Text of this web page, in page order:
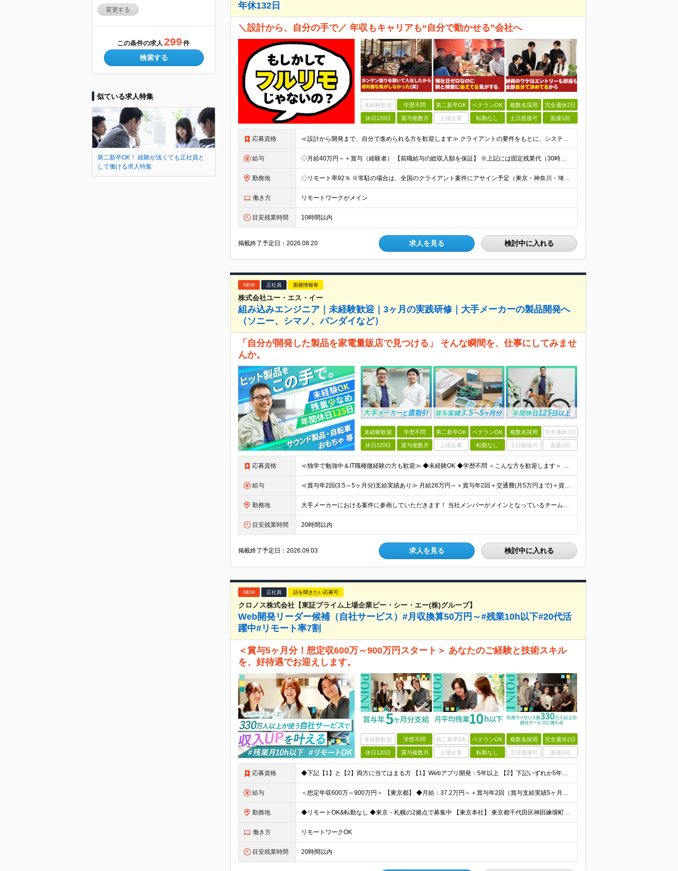
変更する
この条件の求人 299 件
検索する
似ている求人特集
第二新卒OK！ 経験が浅くても正社員と
して働ける求人特集
年休132日
＼設計から、自分の手で／ 年収もキャリアも“自分で動かせる”会社へ
未経験歓迎 学歴不問 第二新卒OK ベテランOK 複数名採用 完全週休2日
休日120日 賞与複数月 上場企業 転勤なし 土日面接可 面接1回
応募資格 ≪設計から開発まで、自分で進められる方を歓迎します≫ クライアントの要件をもとに、システムの構成や処理の流れを設計し、 そのまま開発まで形にできる方を想定しています。 ◆学歴不問／言語不問／前職の雇
給与 ◇月給40万円～＋賞与（経験者） 【前職給与の総収入額を保証】 ※上記には固定残業代（30時間分／6万7000円～）が含まれています。超過分は時間外手当を別途支給。 ※試用期間3ヶ月（期間中は契約社員
勤務地 ◇リモート率92％ ※常駐の場合は、全国のクライアント案件にアサイン予定（東京・神奈川・埼玉・千葉・愛知・大阪・福岡メイン） 【拠点】 ◆本社／東京都渋谷区道玄坂1丁目10番8号 渋谷道玄坂東急ビル
働き方 リモートワークがメイン
目安残業時間 10時間以内
掲載終了予定日：2026.08.20 求人を見る 検討中に入れる
NEW 正社員 面接情報有
株式会社ユー・エス・イー
組み込みエンジニア｜未経験歓迎｜3ヶ月の実践研修｜大手メーカーの製品開発へ
（ソニー、シマノ、バンダイなど）
「自分が開発した製品を家電量販店で見つける」 そんな瞬間を、仕事にしてみませ
んか。
未経験歓迎 学歴不問 第二新卒OK ベテランOK 複数名採用 完全週休2日
休日120日 賞与複数月 上場企業 転勤なし 土日面接可 面接1回
応募資格 ≪独学で勉強中＆IT職種微経験の方も歓迎≫ ◆未経験OK ◆学歴不問 ＜こんな方を歓迎します＞ ・モノづくりが好き ・分解したり仕組みを考えたりするのが好き ・「なんで動くんだろう？」と考えてしまう
給与 ≪賞与年2回(3.5～5ヶ月分)支給実績あり≫ 月給26万円～＋賞与年2回＋交通費(月5万円まで)＋資格取得支援・手当あり＋時間外手当(100％支給) ※経験・知識・技術などを最大限考慮したうえで決
勤務地 大手メーカーにおける案件に参画していただきます！ 当社メンバーがメインとなっているチームに配属されるので、ご安心ください。 もちろん、希望もしっかりと考慮します。 ■東京本社、大阪事務所、および東京
目安残業時間 20時間以内
掲載終了予定日：2026.09.03 求人を見る 検討中に入れる
NEW 正社員 話を聞きたい応募可
クロノス株式会社【東証プライム上場企業ピー・シー・エー(株)グループ】
Web開発リーダー候補（自社サービス）#月収換算50万円～#残業10h以下#20代活
躍中#リモート率7割
＜賞与5ヶ月分！想定収600万～900万円スタート＞ あなたのご経験と技術スキル
を、好待遇でお迎えします。
未経験歓迎 学歴不問 第二新卒OK ベテランOK 複数名採用 完全週休2日
休日120日 賞与複数月 上場企業 転勤なし 土日面接可 面接1回
応募資格 ◆下記【1】と【2】両方に当てはまる方 【1】Webアプリ開発：5年以上 【2】下記いずれか5年以上のご経験 C#、SQL、JavaScript、HTML+CSS、React、PHP、Larave
給与 ＜想定年収600万～900万円＞ 【東京都】 ◆月給：37.2万円～＋賞与年2回（賞与支給実績5ヶ月分）＋残業代全額支給 ※技能手当(スキル・経験により支給)／地域手当(東京：3万円)を含む ※3ヶ
勤務地 ◆リモートOK&転勤なし ◆東京・札幌の2拠点で募集中 【東京本社】 東京都千代田区神田練塀町300 住友不動産秋葉原駅前ビル17F 【札幌開発センター】 北海道札幌市北区北7条西4-5-1 伊藤
働き方 リモートワークOK
目安残業時間 20時間以内